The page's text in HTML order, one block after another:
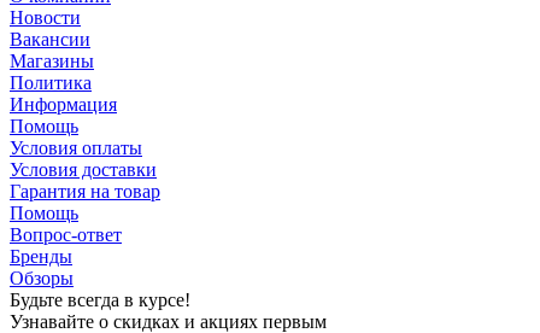
Новости
Вакансии
Магазины
Политика
Информация
Помощь
Условия оплаты
Условия доставки
Гарантия на товар
Помощь
Вопрос-ответ
Бренды
Обзоры
Будьте всегда в курсе!
Узнавайте о скидках и акциях первым